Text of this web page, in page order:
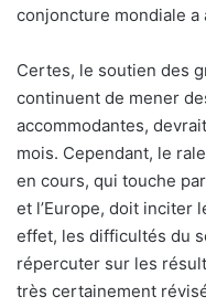
conjoncture mondiale a
Certes, le soutien des
continuent de mener
accommodantes,
mois. Cependant, le
en cours, qui touche
et l’Europe, doit inciter
effet, les difficultés du
répercuter sur les
très certainement